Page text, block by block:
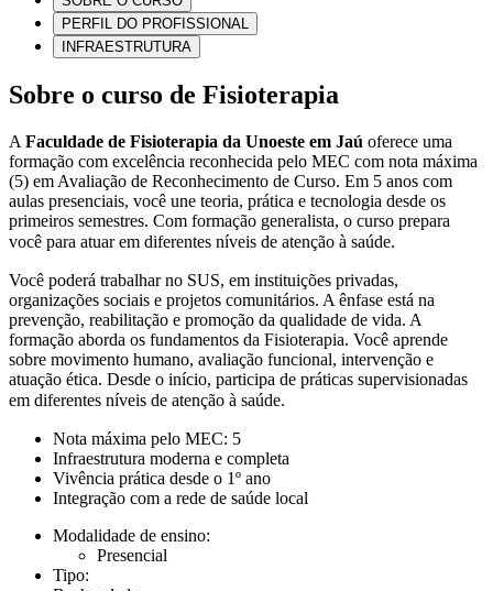
PERFIL DO PROFISSIONAL
INFRAESTRUTURA
Sobre o curso de Fisioterapia
A Faculdade de Fisioterapia da Unoeste em Jaú oferece uma
formação com excelência reconhecida pelo MEC com nota máxima
(5) em Avaliação de Reconhecimento de Curso. Em 5 anos com
aulas presenciais, você une teoria, prática e tecnologia desde os
primeiros semestres. Com formação generalista, o curso prepara
você para atuar em diferentes níveis de atenção à saúde.
Você poderá trabalhar no SUS, em instituições privadas,
organizações sociais e projetos comunitários. A ênfase está na
prevenção, reabilitação e promoção da qualidade de vida. A
formação aborda os fundamentos da Fisioterapia. Você aprende
sobre movimento humano, avaliação funcional, intervenção e
atuação ética. Desde o início, participa de práticas supervisionadas
em diferentes níveis de atenção à saúde.
Nota máxima pelo MEC: 5
Infraestrutura moderna e completa
Vivência prática desde o 1º ano
Integração com a rede de saúde local
Modalidade de ensino:
Presencial
Tipo: